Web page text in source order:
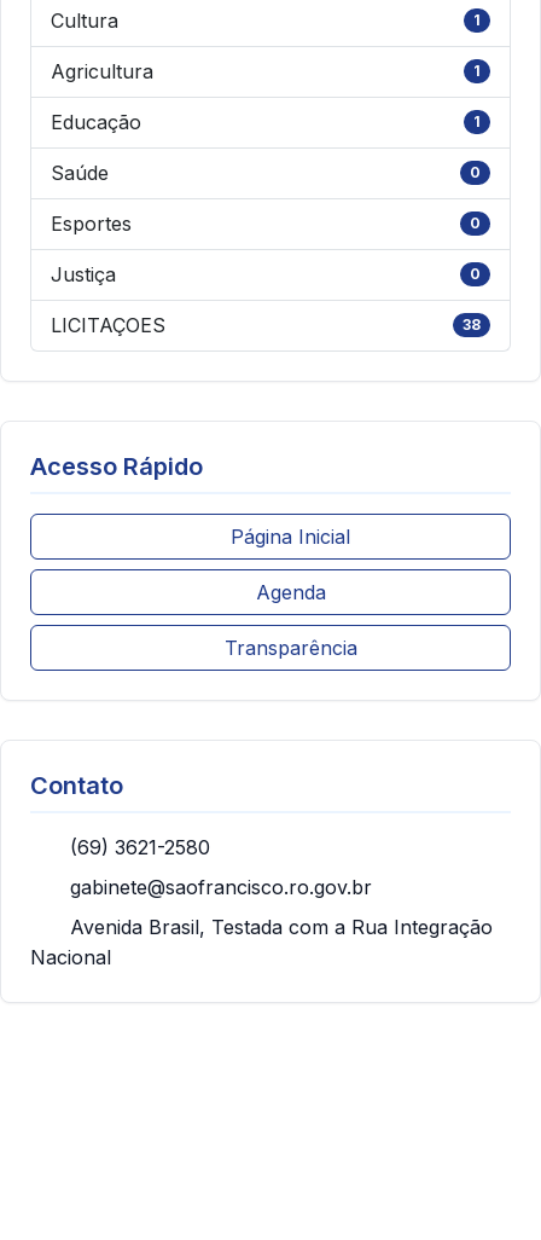
Cultura 1
Agricultura 1
Educação 1
Saúde 0
Esportes 0
Justiça 0
LICITAÇOES 38
Acesso Rápido
Página Inicial
Agenda
Transparência
Contato
(69) 3621-2580
gabinete@saofrancisco.ro.gov.br
Avenida Brasil, Testada com a Rua Integração
Nacional